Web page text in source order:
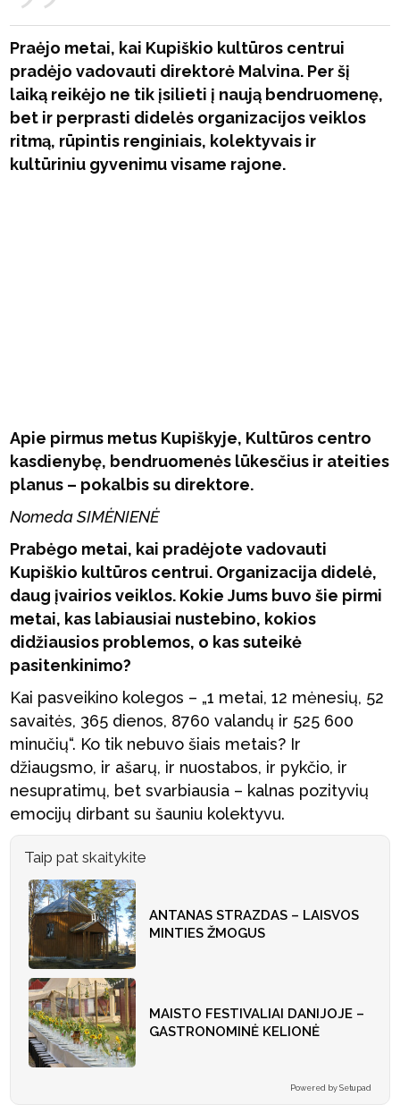
Praėjo metai, kai Kupiškio kultūros centrui
pradėjo vadovauti direktorė Malvina. Per šį
laiką reikėjo ne tik įsilieti į naują bendruomenę,
bet ir perprasti didelės organizacijos veiklos
ritmą, rūpintis renginiais, kolektyvais ir
kultūriniu gyvenimu visame rajone.
Apie pirmus metus Kupiškyje, Kultūros centro
kasdienybę, bendruomenės lūkesčius ir ateities
planus – pokalbis su direktore.
Nomeda SIMĖNIENĖ
Prabėgo metai, kai pradėjote vadovauti
Kupiškio kultūros centrui. Organizacija didelė,
daug įvairios veiklos. Kokie Jums buvo šie pirmi
metai, kas labiausiai nustebino, kokios
didžiausios problemos, o kas suteikė
pasitenkinimo?
Kai pasveikino kolegos – „1 metai, 12 mėnesių, 52
savaitės, 365 dienos, 8760 valandų ir 525 600
minučių“. Ko tik nebuvo šiais metais? Ir
džiaugsmo, ir ašarų, ir nuostabos, ir pykčio, ir
nesupratimų, bet svarbiausia – kalnas pozityvių
emocijų dirbant su šauniu kolektyvu.
Taip pat skaitykite
ANTANAS STRAZDAS – LAISVOS
MINTIES ŽMOGUS
MAISTO FESTIVALIAI DANIJOJE –
GASTRONOMINĖ KELIONĖ
Powered by Setupad